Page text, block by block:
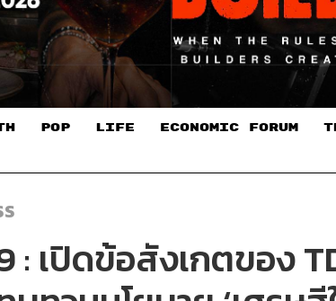
POP LIFE ECONOMIC FORUM
: เปิดข้อสังเกตของ